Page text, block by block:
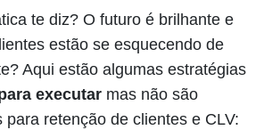
te diz? O futuro é brilhante e
estão se esquecendo de
Aqui estão algumas estratégias
executar mas não são
para retenção de clientes e CLV: